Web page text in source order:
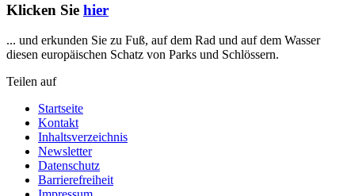
Klicken Sie hier
... und erkunden Sie zu Fuß, auf dem Rad und auf dem Wasser
diesen europäischen Schatz von Parks und Schlössern.
Teilen auf
Startseite
Kontakt
Inhaltsverzeichnis
Newsletter
Datenschutz
Barrierefreiheit